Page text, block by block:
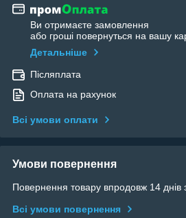
Ви отримаєте замовлення
або гроші повернуться на вашу
Детальніше
Післяплата
Оплата на рахунок
Всі умови оплати
Умови повернення
Повернення товару впродовж 14 днів
Всі умови повернення